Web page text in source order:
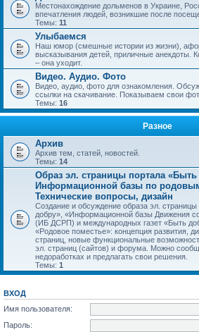
Местонахождение дольменов в Украине,
впечатления людей, возникшие после
Темы: 11
Улыбаемся
Наш юмор (смешные истории из жизни),
высказывания детей, приличные анекдоты.
– она уходит.
Видео. Аудио. Фото
Видео, аудио, фото для ознакомления.
ссылки на скачивание. Показываем свои
Темы: 16
Разное
Архив
Архив тем, статей, новостей.
Темы: 14
Образ эл. страницы портала «Быть
Информационной базы по
Технические вопросы, дизайн
Создание и обсуждение образа эл.
добру», «Информационной базы Движения
(ИБ ДСРП) и международных газет «Быть
«Родовое поместье»: концепция развития,
страниц, новые функциональные
эл. страниц (сайтов) и форума. Можно
недоработках и предлагать свои решения.
Темы: 1
ВХОД
Имя пользователя:
Пароль: